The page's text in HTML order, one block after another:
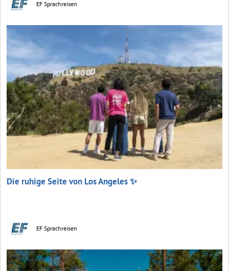
EF Sprachreisen
Die ruhige Seite von Los Angeles ✨
EF Sprachreisen